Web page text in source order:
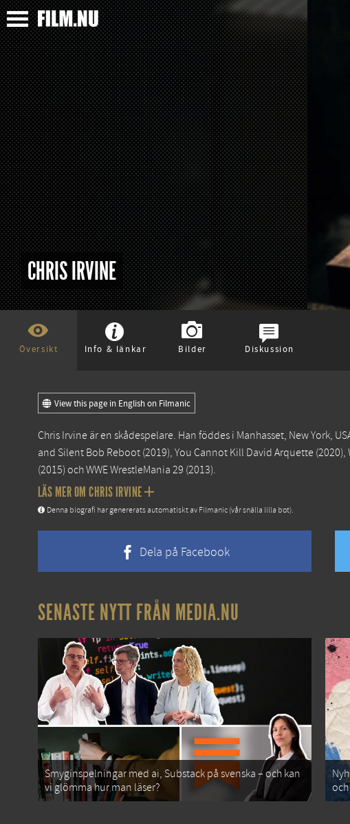
CHRIS IRVINE
Översikt Info & länkar Bilder Diskussion
View this page in English on Filmanic
Chris Irvine är en skådespelare. Han föddes i Manhasset, New York,
and Silent Bob Reboot (2019), You Cannot Kill David Arquette (2020),
(2015) ochWWE WrestleMania 29 (2013).
LÄS MER OM CHRIS IRVINE
Denna biografi har genererats automatiskt av Filmanic (vår snälla lilla bot).
Dela på Facebook
SENASTE NYTT FRÅN MEDIA.NU
Smyginspelningar med ai, Substack på svenska – och kan
vi glömma hur man läser?